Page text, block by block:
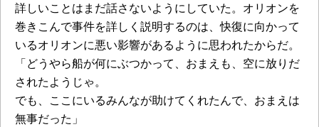
詳しいことはまだ話さないようにしていた。オリオンを
巻きこんで事件を詳しく説明するのは、快復に向かって
いるオリオンに悪い影響があるように思われたからだ。
「どうやら船が何にぶつかって、おまえも、空に放りだ
されたようじゃ。
でも、ここにいるみんなが助けてくれたんで、おまえは
無事だった」